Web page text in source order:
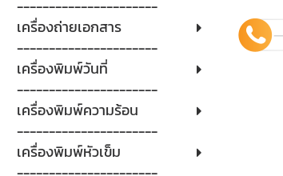
----------------------
เครื่องถ่ายเอกสาร
----------------------
เครื่องพิมพ์วันที่
----------------------
เครื่องพิมพ์ความร้อน
----------------------
เครื่องพิมพ์หัวเข็ม